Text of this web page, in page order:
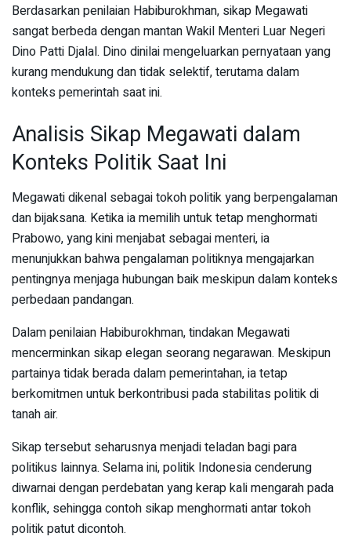
Berdasarkan penilaian Habiburokhman, sikap Megawati
sangat berbeda dengan mantan Wakil Menteri Luar Negeri
Dino Patti Djalal. Dino dinilai mengeluarkan pernyataan yang
kurang mendukung dan tidak selektif, terutama dalam
konteks pemerintah saat ini.
Analisis Sikap Megawati dalam
Konteks Politik Saat Ini
Megawati dikenal sebagai tokoh politik yang berpengalaman
dan bijaksana. Ketika ia memilih untuk tetap menghormati
Prabowo, yang kini menjabat sebagai menteri, ia
menunjukkan bahwa pengalaman politiknya mengajarkan
pentingnya menjaga hubungan baik meskipun dalam konteks
perbedaan pandangan.
Dalam penilaian Habiburokhman, tindakan Megawati
mencerminkan sikap elegan seorang negarawan. Meskipun
partainya tidak berada dalam pemerintahan, ia tetap
berkomitmen untuk berkontribusi pada stabilitas politik di
tanah air.
Sikap tersebut seharusnya menjadi teladan bagi para
politikus lainnya. Selama ini, politik Indonesia cenderung
diwarnai dengan perdebatan yang kerap kali mengarah pada
konflik, sehingga contoh sikap menghormati antar tokoh
politik patut dicontoh.